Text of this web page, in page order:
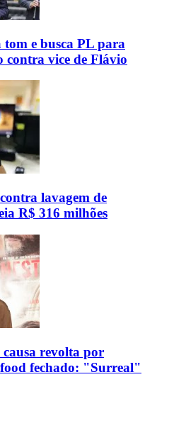
e busca PL para
contra vice de Flávio
lavagem de
R$ 316 milhões
revolta por
fechado: "Surreal"